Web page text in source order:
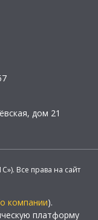
дом 21
Все права на сайт
о компании).
платформу